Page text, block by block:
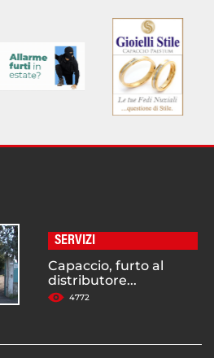
SERVIZI
Capaccio, furto al
distributore...
4772